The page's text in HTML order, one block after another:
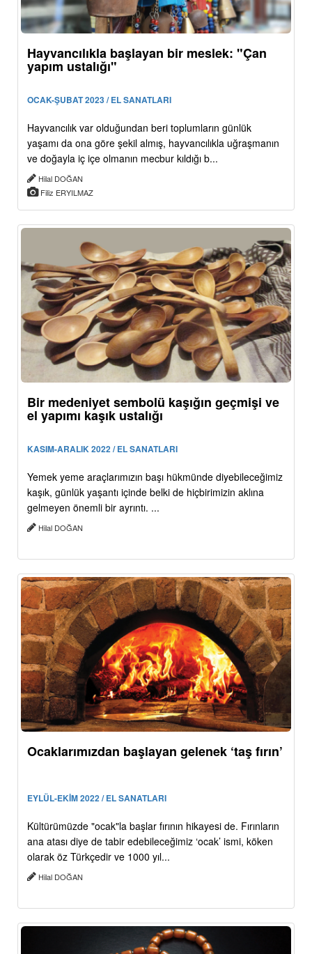
Hayvancılıkla başlayan bir meslek: "Çan
yapım ustalığı"
OCAK-ŞUBAT 2023 / EL SANATLARI
Hayvancılık var olduğundan beri toplumların günlük
yaşamı da ona göre şekil almış, hayvancılıkla uğraşmanın
ve doğayla iç içe olmanın mecbur kıldığı b...
Hilal DOĞAN
Filiz ERYILMAZ
Bir medeniyet sembolü kaşığın geçmişi ve
el yapımı kaşık ustalığı
KASIM-ARALIK 2022 / EL SANATLARI
Yemek yeme araçlarımızın başı hükmünde diyebileceğimiz
kaşık, günlük yaşantı içinde belki de hiçbirimizin aklına
gelmeyen önemli bir ayrıntı. ...
Hilal DOĞAN
Ocaklarımızdan başlayan gelenek ‘taş fırın’
EYLÜL-EKİM 2022 / EL SANATLARI
Kültürümüzde "ocak"la başlar fırının hikayesi de. Fırınların
ana atası diye de tabir edebileceğimiz ‘ocak’ ismi, köken
olarak öz Türkçedir ve 1000 yıl...
Hilal DOĞAN